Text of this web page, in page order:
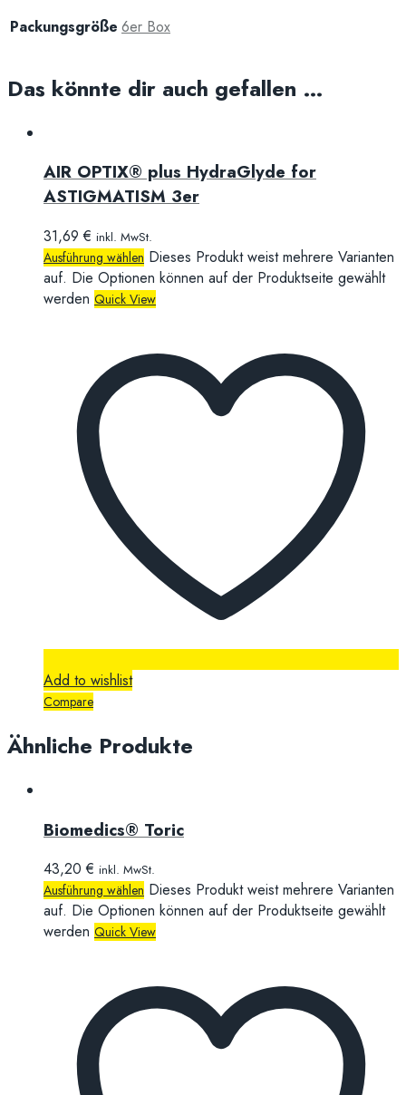
Packungsgröße 6er Box
Das könnte dir auch gefallen …
AIR OPTIX® plus HydraGlyde for
ASTIGMATISM 3er
31,69€ inkl. MwSt.
Ausführung wählen Dieses Produkt weist mehrere Varianten
auf. Die Optionen können auf der Produktseite gewählt
werden Quick View
Add to wishlist
Compare
Ähnliche Produkte
Biomedics® Toric
43,20€ inkl. MwSt.
Ausführung wählen Dieses Produkt weist mehrere Varianten
auf. Die Optionen können auf der Produktseite gewählt
werden Quick View